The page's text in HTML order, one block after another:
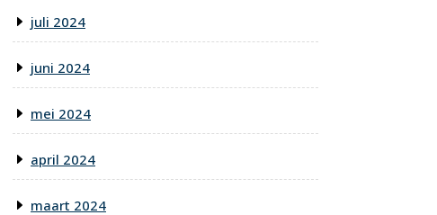
juli 2024
juni 2024
mei 2024
april 2024
maart 2024